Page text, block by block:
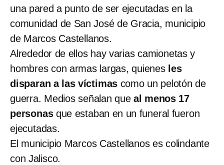
una pared a punto de ser ejecutadas en la
comunidad de San José de Gracia, municipio
de Marcos Castellanos.
Alrededor de ellos hay varias camionetas y
hombres con armas largas, quienesles
disparan a las víctimas como un pelotón de
guerra. Medios señalan queal menos 17
personas que estaban en un funeral fueron
ejecutadas.
El municipio Marcos Castellanos es colindante
con Jalisco.